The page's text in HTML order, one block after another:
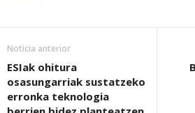
Noticia anterior
ESIak ohitura
osasungarriak sustatzeko
erronka teknologia